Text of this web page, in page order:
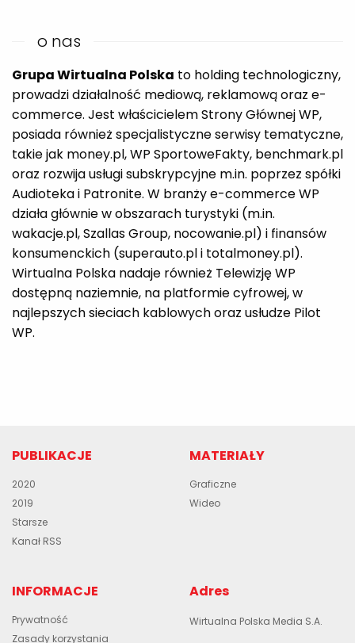
o nas
Grupa Wirtualna Polska to holding technologiczny,
prowadzi działalność mediową, reklamową oraz e-
commerce. Jest właścicielem Strony Głównej WP,
posiada również specjalistyczne serwisy tematyczne,
takie jak money.pl, WP SportoweFakty, benchmark.pl
oraz rozwija usługi subskrypcyjne m.in. poprzez spółki
Audioteka i Patronite. W branży e-commerce WP
działa głównie w obszarach turystyki (m.in.
wakacje.pl, Szallas Group, nocowanie.pl) i finansów
konsumenckich (superauto.pl i totalmoney.pl).
Wirtualna Polska nadaje również Telewizję WP
dostępną naziemnie, na platformie cyfrowej, w
najlepszych sieciach kablowych oraz usłudze Pilot
WP.
PUBLIKACJE
2020
2019
Starsze
Kanał RSS
MATERIAŁY
Graficzne
Wideo
INFORMACJE
Prywatność
Zasady korzystania
Adres
Wirtualna Polska Media S.A.